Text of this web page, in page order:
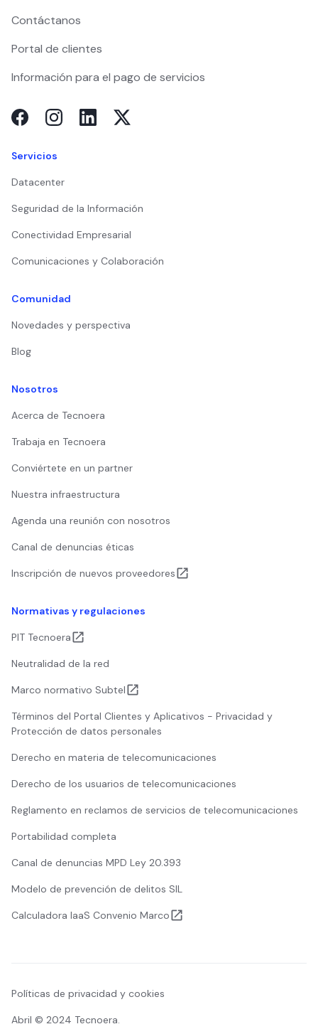
Contáctanos
Portal de clientes
Información para el pago de servicios
Servicios
Datacenter
Seguridad de la Información
Conectividad Empresarial
Comunicaciones y Colaboración
Comunidad
Novedades y perspectiva
Blog
Nosotros
Acerca de Tecnoera
Trabaja en Tecnoera
Conviértete en un partner
Nuestra infraestructura
Agenda una reunión con nosotros
Canal de denuncias éticas
Inscripción de nuevos proveedores
Normativas y regulaciones
PIT Tecnoera
Neutralidad de la red
Marco normativo Subtel
Términos del Portal Clientes y Aplicativos - Privacidad y
Protección de datos personales
Derecho en materia de telecomunicaciones
Derecho de los usuarios de telecomunicaciones
Reglamento en reclamos de servicios de telecomunicaciones
Portabilidad completa
Canal de denuncias MPD Ley 20.393
Modelo de prevención de delitos SIL
Calculadora IaaS Convenio Marco
Abril © 2024 Tecnoera.
Políticas de privacidad y cookies